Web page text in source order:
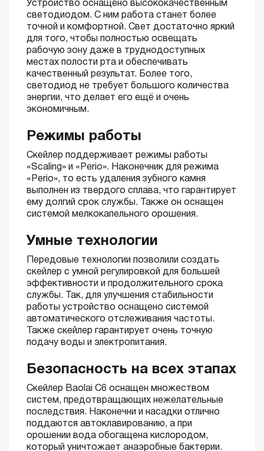
Устройство оснащено высококачественным
светодиодом. С ним работа станет более
точной и комфортной. Свет достаточно яркий
для того, чтобы полностью освещать
рабочую зону даже в труднодоступных
местах полости рта и обеспечивать
качественный результат. Более того,
светодиод не требует большого количества
энергии, что делает его ещё и очень
экономичным.
Режимы работы
Скейлер поддерживает режимы работы
«Scaling» и «Perio». Наконечник для режима
«Perio», то есть удаления зубного камня
выполнен из твердого сплава, что гарантирует
ему долгий срок службы. Также он оснащен
системой мелкокапельного орошения.
Умные технологии
Передовые технологии позволили создать
скейлер с умной регулировкой для большей
эффективности и продолжительного срока
службы. Так, для улучшения стабильности
работы устройство оснащено системой
автоматического отслеживания частоты.
Также скейлер гарантирует очень точную
подачу воды и электропитания.
Безопасность на всех этапах
Скейлер Baolai C6 оснащен множеством
систем, предотвращающих нежелательные
последствия. Наконечни и насадки отлично
поддаются автоклавированию, а при
орошении вода обогащена кислородом,
который уничтожает анаэробные бактерии.